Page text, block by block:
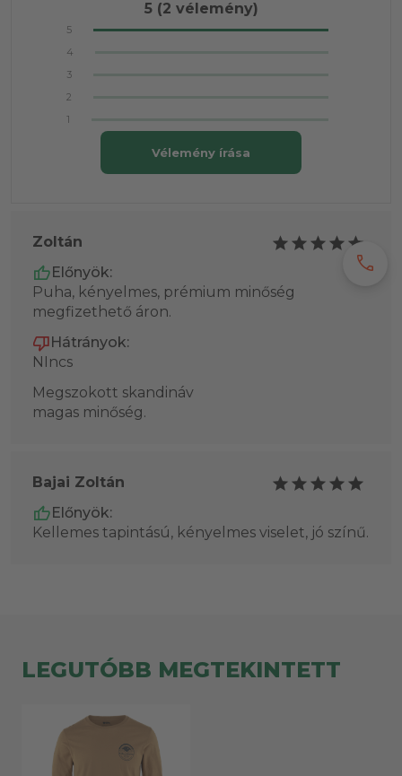
5 (2 vélemény)
5
4
3
2
1
Vélemény írása
Zoltán
Előnyök:
Puha, kényelmes, prémium minőség
megfizethető áron.
Hátrányok:
NIncs
Megszokott skandináv
magas minőség.
Bajai Zoltán
Előnyök:
Kellemes tapintású, kényelmes viselet, jó színű.
LEGUTÓBB MEGTEKINTETT
call